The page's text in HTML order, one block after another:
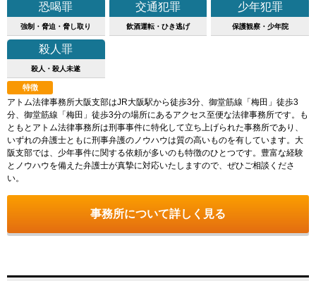
恐喝罪
強制・脅迫・脅し取り
交通犯罪
飲酒運転・ひき逃げ
少年犯罪
保護観察・少年院
殺人罪
殺人・殺人未遂
特徴
アトム法律事務所大阪支部はJR大阪駅から徒歩3分、御堂筋線「梅田」徒歩3
分、御堂筋線「梅田」徒歩3分の場所にあるアクセス至便な法律事務所です。も
ともとアトム法律事務所は刑事事件に特化して立ち上げられた事務所であり、
いずれの弁護士ともに刑事弁護のノウハウは質の高いものを有しています。大
阪支部では、少年事件に関する依頼が多いのも特徴のひとつです。豊富な経験
とノウハウを備えた弁護士が真摯に対応いたしますので、ぜひご相談くださ
い。
事務所について詳しく見る